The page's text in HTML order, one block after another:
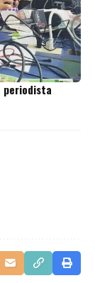
periodista